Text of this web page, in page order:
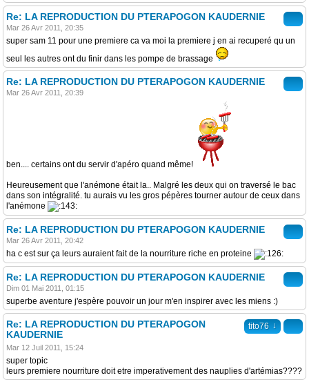
Re: LA REPRODUCTION DU PTERAPOGON KAUDERNIE
Mar 26 Avr 2011, 20:35
super sam 11 pour une premiere ca va moi la premiere j en ai recuperé qu un
seul les autres ont du finir dans les pompe de brassage
Re: LA REPRODUCTION DU PTERAPOGON KAUDERNIE
Mar 26 Avr 2011, 20:39
ben.... certains ont du servir d'apéro quand même!
Heureusement que l'anémone était la.. Malgré les deux qui on traversé le bac
dans son intégralité. tu aurais vu les gros pépères tourner autour de ceux dans
l'anémone
Re: LA REPRODUCTION DU PTERAPOGON KAUDERNIE
Mar 26 Avr 2011, 20:42
ha c est sur ça leurs auraient fait de la nourriture riche en proteine
Re: LA REPRODUCTION DU PTERAPOGON KAUDERNIE
Dim 01 Mai 2011, 01:15
superbe aventure j'espère pouvoir un jour m'en inspirer avec les miens :)
tito76 ↓
Re: LA REPRODUCTION DU PTERAPOGON
KAUDERNIE
Mar 12 Juil 2011, 15:24
super topic
leurs premiere nourriture doit etre imperativement des nauplies d'artémias????